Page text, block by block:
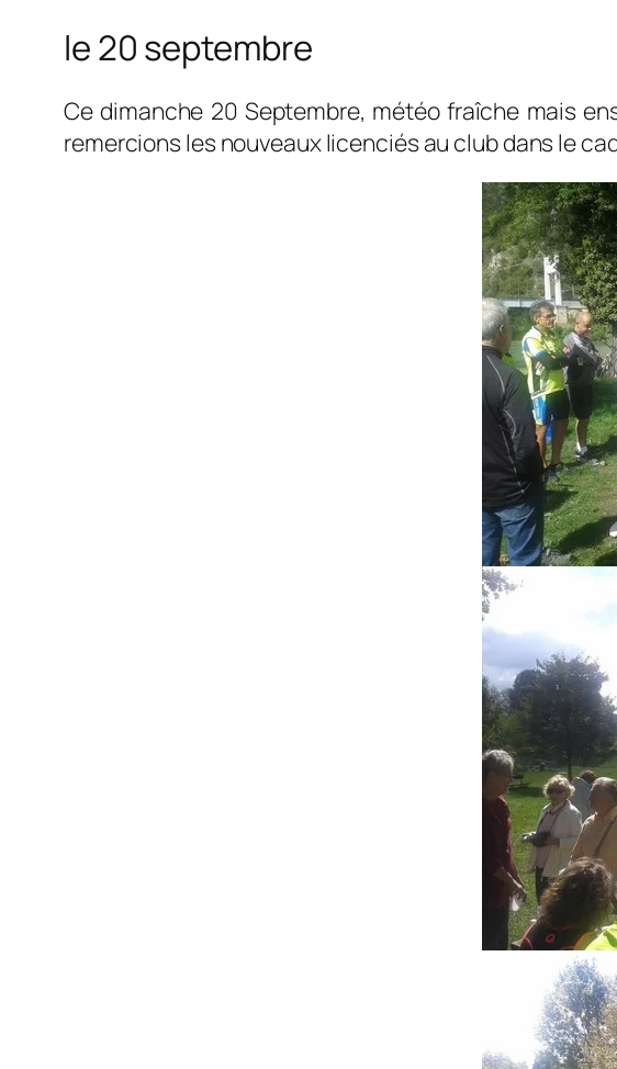
le 20 septembre
Ce dimanche 20 Septembre, météo fraîche mais
remercions les nouveaux licenciés au club dans le